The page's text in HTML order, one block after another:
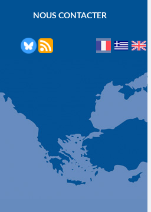
NOUS CONTACTER